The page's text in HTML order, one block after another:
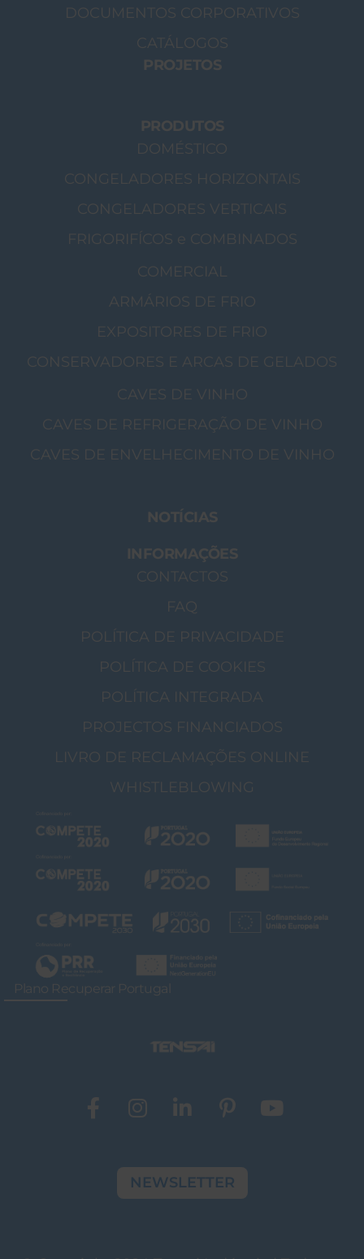
DOCUMENTOS CORPORATIVOS
CATÁLOGOS
PROJETOS
PRODUTOS
DOMÉSTICO
CONGELADORES HORIZONTAIS
CONGELADORES VERTICAIS
FRIGORIFÍCOS e COMBINADOS
COMERCIAL
ARMÁRIOS DE FRIO
EXPOSITORES DE FRIO
CONSERVADORES E ARCAS DE GELADOS
CAVES DE VINHO
CAVES DE REFRIGERAÇÃO DE VINHO
CAVES DE ENVELHECIMENTO DE VINHO
NOTÍCIAS
INFORMAÇÕES
CONTACTOS
FAQ
POLÍTICA DE PRIVACIDADE
POLÍTICA DE COOKIES
POLÍTICA INTEGRADA
PROJECTOS FINANCIADOS
LIVRO DE RECLAMAÇÕES ONLINE
WHISTLEBLOWING
Plano Recuperar Portugal
NEWSLETTER